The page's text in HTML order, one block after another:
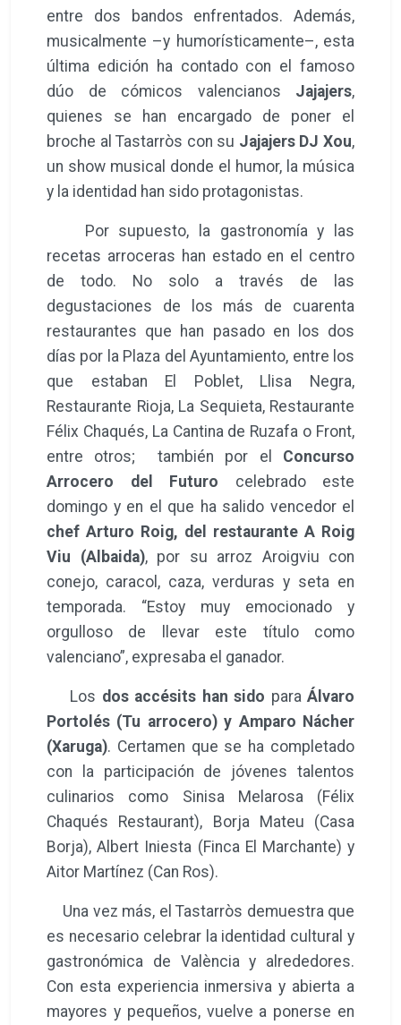
entre dos bandos enfrentados. Además,
musicalmente –y humorísticamente–, esta
última edición ha contado con el famoso
dúo de cómicos valencianos Jajajers,
quienes se han encargado de poner el
broche al Tastarròs con su Jajajers DJ Xou,
un show musical donde el humor, la música
y la identidad han sido protagonistas.
Por supuesto, la gastronomía y las
recetas arroceras han estado en el centro
de todo. No solo a través de las
degustaciones de los más de cuarenta
restaurantes que han pasado en los dos
días por la Plaza del Ayuntamiento, entre los
que estaban El Poblet, Llisa Negra,
Restaurante Rioja, La Sequieta, Restaurante
Félix Chaqués, La Cantina de Ruzafa o Front,
entre otros; también por el Concurso
Arrocero del Futuro celebrado este
domingo y en el que ha salido vencedor el
chef Arturo Roig, del restaurante A Roig
Viu (Albaida), por su arroz Aroigviu con
conejo, caracol, caza, verduras y seta en
temporada. “Estoy muy emocionado y
orgulloso de llevar este título como
valenciano”, expresaba el ganador.
Los dos accésits han sido para Álvaro
Portolés (Tu arrocero) y Amparo Nácher
(Xaruga). Certamen que se ha completado
con la participación de jóvenes talentos
culinarios como Sinisa Melarosa (Félix
Chaqués Restaurant), Borja Mateu (Casa
Borja), Albert Iniesta (Finca El Marchante) y
Aitor Martínez (Can Ros).
Una vez más, el Tastarròs demuestra que
es necesario celebrar la identidad cultural y
gastronómica de València y alrededores.
Con esta experiencia inmersiva y abierta a
mayores y pequeños, vuelve a ponerse en